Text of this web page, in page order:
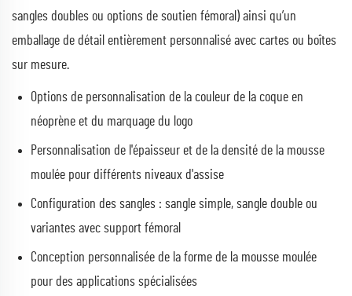
sangles doubles ou options de soutien fémoral) ainsi qu’un
emballage de détail entièrement personnalisé avec cartes ou boîtes
sur mesure.
Options de personnalisation de la couleur de la coque en
néoprène et du marquage du logo
Personnalisation de l'épaisseur et de la densité de la mousse
moulée pour différents niveaux d'assise
Configuration des sangles : sangle simple, sangle double ou
variantes avec support fémoral
Conception personnalisée de la forme de la mousse moulée
pour des applications spécialisées